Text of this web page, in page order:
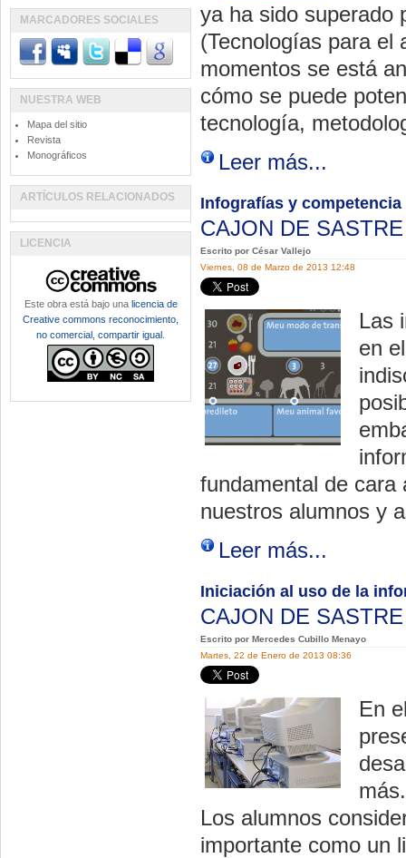
ya ha sido superado
(Tecnologías para el
momentos se está
cómo se puede
tecnología,
Leer más...
Infografías y
CAJON DE
Escrito por César Vallejo
Viernes, 08 de Marzo de 2013 12:48
Las
en
fundamental de cara
nuestros alumnos y
Leer más...
Iniciación al uso de la
CAJON DE
Escrito por Mercedes Cubillo Menayo
Martes, 22 de Enero de 2013 08:36
En
Los alumnos
importante como un
MARCADORES SOCIALES
NUESTRA WEB
Mapa del sitio
Revista
Monográficos
ARTÍCULOS RELACIONADOS
LICENCIA
Este obra está bajo una licencia de
Creative commons reconocimiento,
no comercial, compartir igual